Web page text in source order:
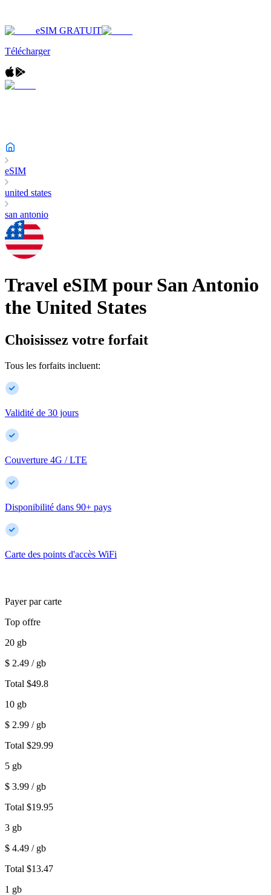
eSIM GRATUIT
Télécharger
eSIM
united states
san antonio
Travel eSIM pour San Antonio
the United States
Choisissez votre forfait
Tous les forfaits incluent:
Validité de 30 jours
Couverture 4G / LTE
Disponibilité dans 90+ pays
Carte des points d'accès WiFi
Payer par carte
Top offre
20 gb
$ 2.49 / gb
Total $49.8
10 gb
$ 2.99 / gb
Total $29.99
5 gb
$ 3.99 / gb
Total $19.95
3 gb
$ 4.49 / gb
Total $13.47
1 gb